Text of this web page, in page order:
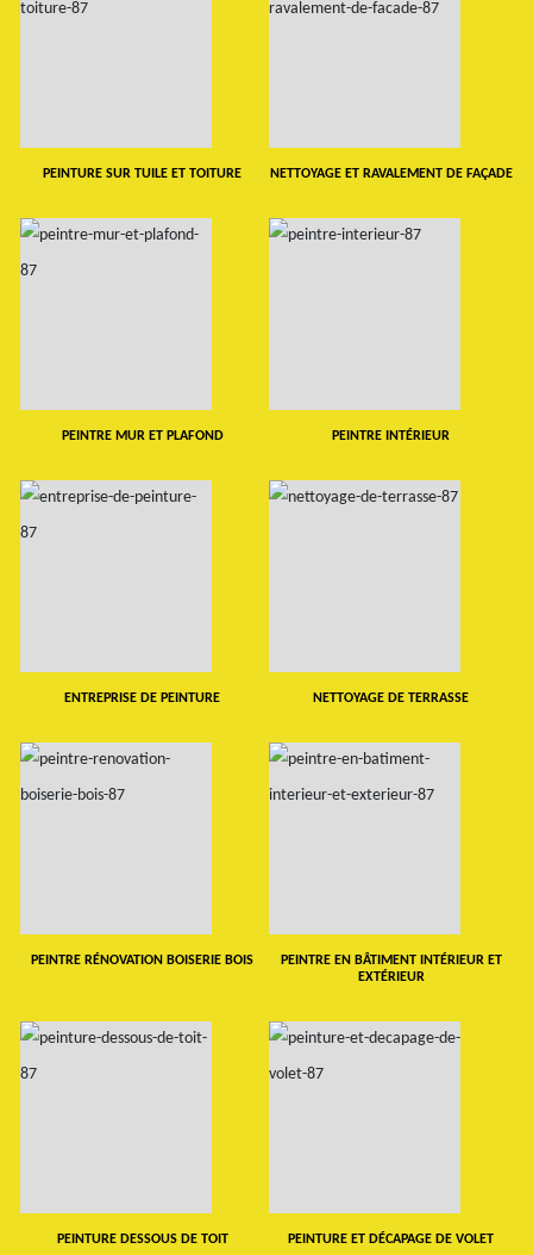
PEINTURE SUR TUILE ET TOITURE NETTOYAGE ET RAVALEMENT DE FAÇADE
PEINTRE MUR ET PLAFOND PEINTRE INTÉRIEUR
ENTREPRISE DE PEINTURE NETTOYAGE DE TERRASSE
PEINTRE RÉNOVATION BOISERIE BOIS
PEINTRE EN BÂTIMENT INTÉRIEUR ET
EXTÉRIEUR
PEINTURE DESSOUS DE TOIT PEINTURE ET DÉCAPAGE DE VOLET